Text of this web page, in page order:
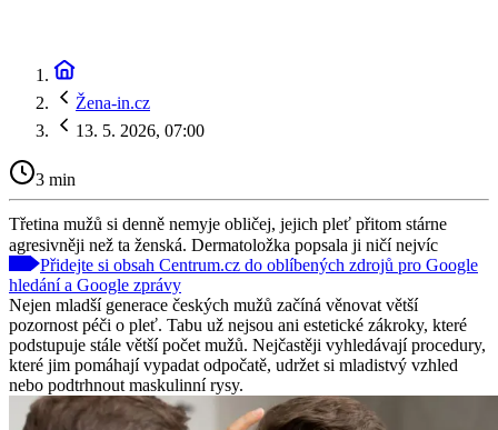
Žena-in.cz
13. 5. 2026, 07:00
3 min
Třetina mužů si denně nemyje obličej, jejich pleť přitom stárne
agresivněji než ta ženská. Dermatoložka popsala ji ničí nejvíc
Přidejte si obsah Centrum.cz do oblíbených zdrojů pro Google
hledání a Google zprávy
Nejen mladší generace českých mužů začíná věnovat větší
pozornost péči o pleť. Tabu už nejsou ani estetické zákroky, které
podstupuje stále větší počet mužů. Nejčastěji vyhledávají procedury,
které jim pomáhají vypadat odpočatě, udržet si mladistvý vzhled
nebo podtrhnout maskulinní rysy.